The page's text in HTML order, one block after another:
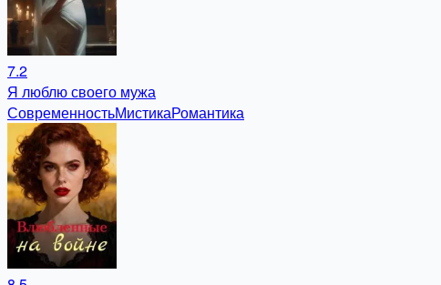
7.2
Я люблю своего мужа
СовременностьМистикаРомантика